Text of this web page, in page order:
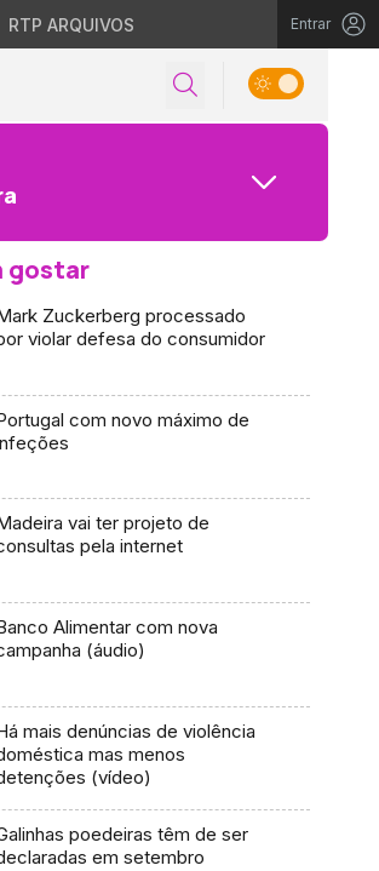
RTP ARQUIVOS Entrar
gostar
Zuckerberg processado
violar defesa do consumidor
com novo máximo de
vai ter projeto de
pela internet
Alimentar com nova
(áudio)
mais denúncias de violência
mas menos
(vídeo)
poedeiras têm de ser
em setembro